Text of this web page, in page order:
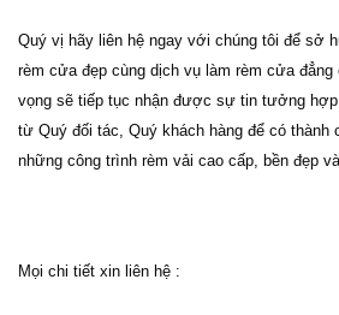
Quý vị hãy liên hệ ngay với chúng tôi để sở
rèm cửa đẹp cùng dịch vụ làm rèm cửa
vọng sẽ tiếp tục nhận được sự tin tưởng
từ Quý đối tác, Quý khách hàng để có thành
những công trình rèm vải cao cấp, bền đẹp
Mọi chi tiết xin liên hệ :